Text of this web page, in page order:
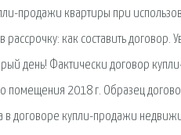
продажи квартиры при
рассрочку: как составить
день! Фактически договор
2018 г. Образец
договоре купли-продажи